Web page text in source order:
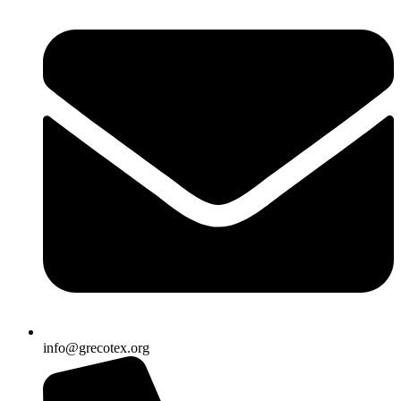
info@grecotex.org